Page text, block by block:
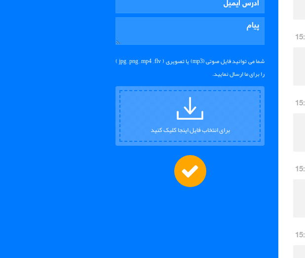
شما می توانید فایل صوتی (mp3) یا تصویری ( jpg , png , mp4 , flv )
را برای ما ارسال نمایید.
برای انتخاب فایل اینجا کلیک کنید